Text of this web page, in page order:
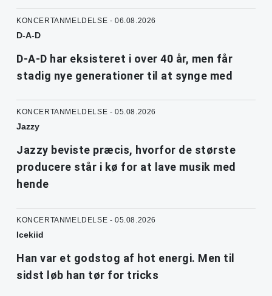
KONCERTANMELDELSE - 06.08.2026
D-A-D
D-A-D har eksisteret i over 40 år, men får
stadig nye generationer til at synge med
KONCERTANMELDELSE - 05.08.2026
Jazzy
Jazzy beviste præcis, hvorfor de største
producere står i kø for at lave musik med
hende
KONCERTANMELDELSE - 05.08.2026
Icekiid
Han var et godstog af hot energi. Men til
sidst løb han tør for tricks